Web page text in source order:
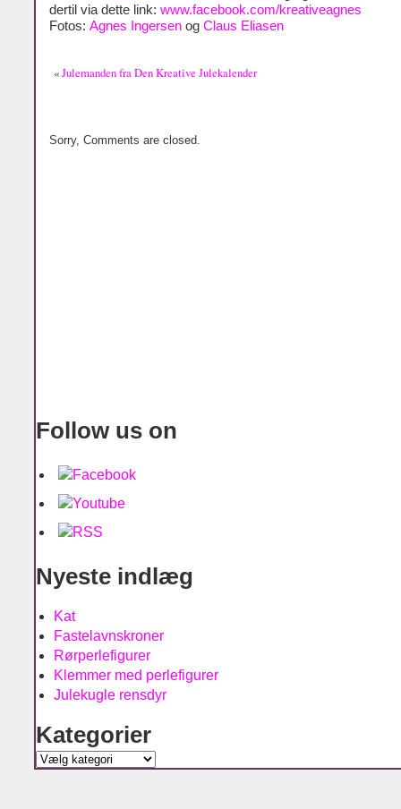
dertil via dette link: www.facebook.com/kreativeagnes
Fotos: Agnes Ingersen og Claus Eliasen
«Julemanden fra Den Kreative Julekalender
Sorry, Comments are closed.
Follow us on
Nyeste indlæg
Kat
Fastelavnskroner
Rørperlefigurer
Klemmer med perlefigurer
Julekugle rensdyr
Kategorier
Kategorier